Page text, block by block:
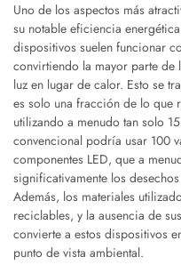
Uno de los aspectos más
su notable eficiencia
dispositivos suelen funcionar
convirtiendo la mayor parte de
luz en lugar de calor. Esto se
es solo una fracción de lo que
utilizando a menudo tan solo
convencional podría usar 100
componentes LED, que a
significativamente los
Además, los materiales
reciclables, y la ausencia de
convierte a estos dispositivos
punto de vista ambiental.